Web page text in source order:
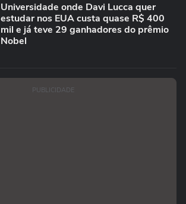
Universidade onde Davi Lucca quer
estudar nos EUA custa quase R$ 400
mil e já teve 29 ganhadores do prêmio
Nobel
PUBLICIDADE